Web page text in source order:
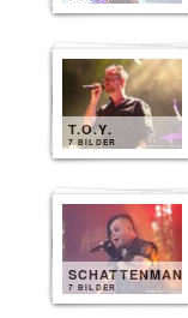
T.O.Y.
7 BILDER
SCHATTENMANN
7 BILDER